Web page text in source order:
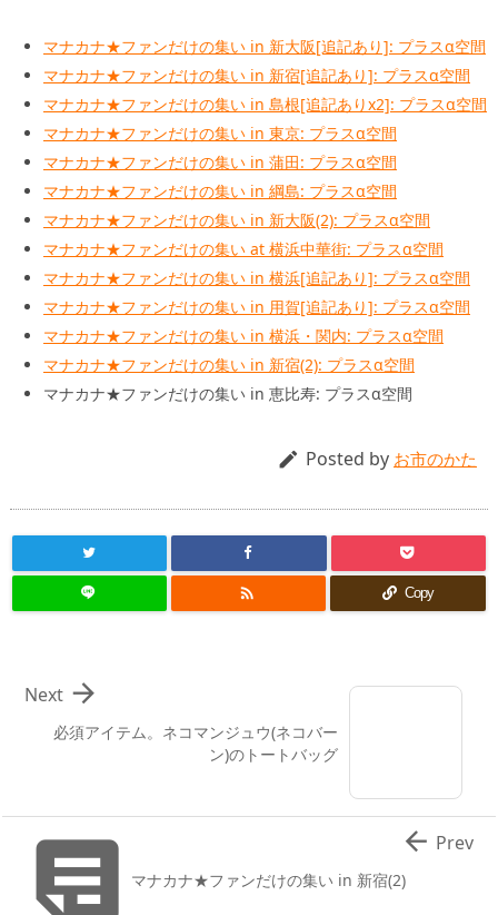
マナカナ★ファンだけの集い in 新大阪[追記あり]: プラスα空間
マナカナ★ファンだけの集い in 新宿[追記あり]: プラスα空間
マナカナ★ファンだけの集い in 島根[追記ありx2]: プラスα空間
マナカナ★ファンだけの集い in 東京: プラスα空間
マナカナ★ファンだけの集い in 蒲田: プラスα空間
マナカナ★ファンだけの集い in 綱島: プラスα空間
マナカナ★ファンだけの集い in 新大阪(2): プラスα空間
マナカナ★ファンだけの集い at 横浜中華街: プラスα空間
マナカナ★ファンだけの集い in 横浜[追記あり]: プラスα空間
マナカナ★ファンだけの集い in 用賀[追記あり]: プラスα空間
マナカナ★ファンだけの集い in 横浜・関内: プラスα空間
マナカナ★ファンだけの集い in 新宿(2): プラスα空間
マナカナ★ファンだけの集い in 恵比寿: プラスα空間
 Posted by お市のかた
 Copy
必須アイテム。ネコマンジュウ(ネコバー
ン)のトートバッグ

Next
マナカナ★ファンだけの集い in 新宿(2)
 Prev